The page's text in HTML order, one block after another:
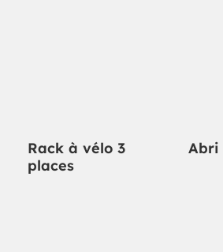
Rack à vélo 3
places
Abri